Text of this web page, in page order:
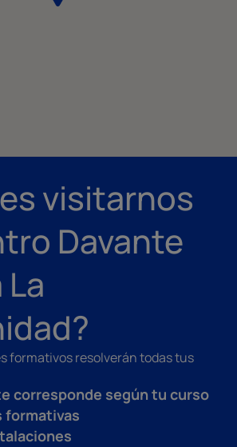
visitarnos
Davante
formativos resolverán todas tus
corresponde según tu curso
formativas